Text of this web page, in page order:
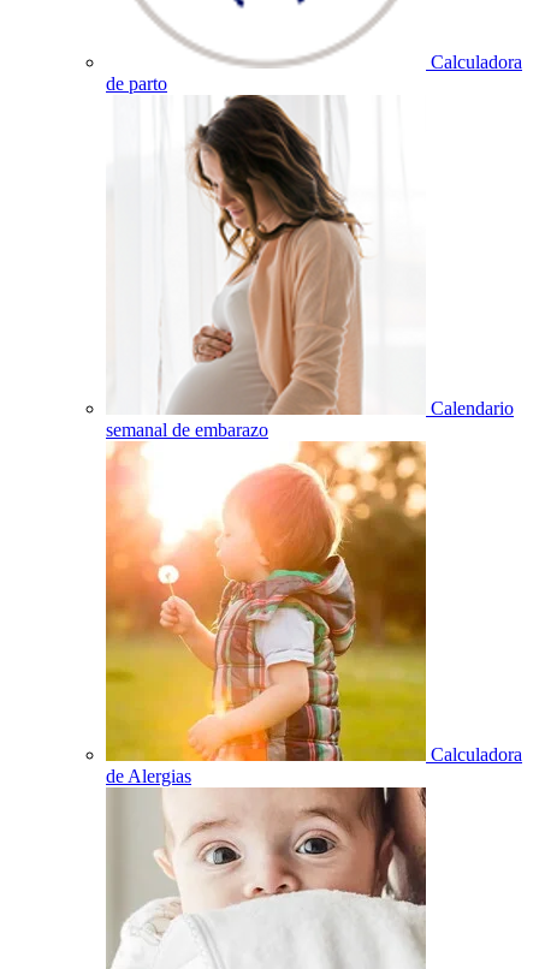
Calculadora
de parto
Calendario
semanal de embarazo
Calculadora
de Alergias